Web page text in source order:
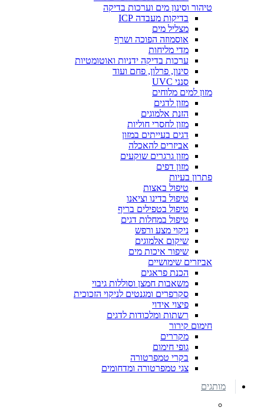
טיהור וסינון מים וערכות בדיקה
בדיקות מעבדה ICP
מצליל מים
אוסמוזה הפוכה ושרף
מדי מליחות
ערכות בדיקה ידניות ואוטומטיות
סינון, פרלון, פחם ועוד
סנני UVC
מזון למים מלוחים
מזון לדגים
הזנת אלמוגים
מזון לחסרי חוליות
דגים בעייתים במזון
אביזרים להאכלה
מזון גרגרים שוקעים
מזון דפים
פתרון בעיות
טיפול באצות
טיפול בדינו וציאנו
טיפול בטפילים בריף
טיפול במחלות דגים
ניקוי מצע ורפש
שיקום אלמוגים
שיפור איכות מים
אביזרים שימושיים
הכנת פראגים
משאבות חמצן וסוללות גיבוי
סקרפרים ומגנטים לניקוי הזכוכית
פיצוי אידוי
רשתות ומלכודות לדגים
חימום קירור
מקררים
גופי חימום
בקרי טמפרטורה
צגי טמפרטורה ומדחומים
מותגים